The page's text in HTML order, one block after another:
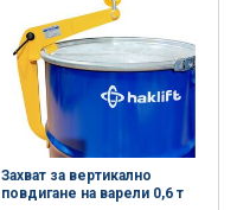
Захват за вертикално
повдигане на варели 0,6 т